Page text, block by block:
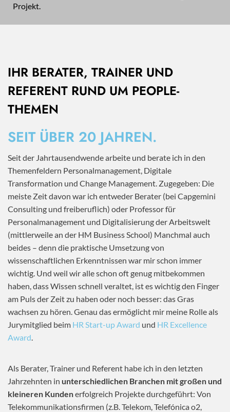
Projekt.
IHR BERATER, TRAINER UND
REFERENT RUND UM PEOPLE-
THEMEN
SEIT ÜBER 20 JAHREN.
Seit der Jahrtausendwende arbeite und berate ich in den
Themenfeldern Personalmanagement, Digitale
Transformation und Change Management. Zugegeben: Die
meiste Zeit davon war ich entweder Berater (bei Capgemini
Consulting und freiberuflich) oder Professor für
Personalmanagement und Digitalisierung der Arbeitswelt
(mittlerweile an der HM Business School) Manchmal auch
beides – denn die praktische Umsetzung von
wissenschaftlichen Erkenntnissen war mir schon immer
wichtig. Und weil wir alle schon oft genug mitbekommen
haben, dass Wissen schnell veraltet, ist es wichtig den Finger
am Puls der Zeit zu haben oder noch besser: das Gras
wachsen zu hören. Genau das ermöglicht mir meine Rolle als
Jurymitglied beim HR Start-up Award und HR Excellence
Award.
Als Berater, Trainer und Referent habe ich in den letzten
Jahrzehnten in unterschiedlichen Branchen mit großen und
kleineren Kundenerfolgreich Projekte durchgeführt: Von
Telekommunikationsfirmen (z.B. Telekom, Telefónica o2,